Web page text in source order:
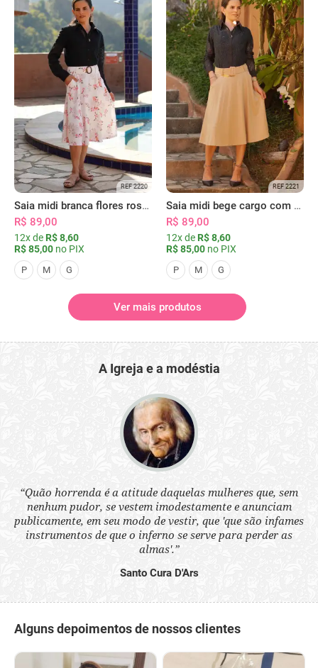
REF 2220
Saia midi branca flores rosas com bolsos
R$ 89,00
12x de R$ 8,60
R$ 85,00 no PIX
P M G
REF 2221
Saia midi bege cargo com bolsos
R$ 89,00
12x de R$ 8,60
R$ 85,00 no PIX
P M G
Ver mais produtos
A Igreja e a modéstia
“Quão horrenda é a atitude daquelas mulheres que, sem
nenhum pudor, se vestem imodestamente e anunciam
publicamente, em seu modo de vestir, que 'que são infames
instrumentos de que o inferno se serve para perder as
almas'.”
Santo Cura D'Ars
Alguns depoimentos de nossos clientes